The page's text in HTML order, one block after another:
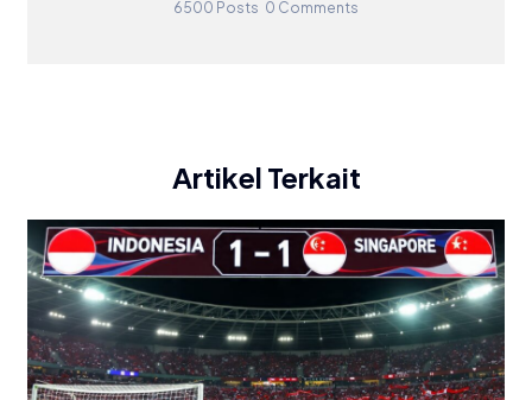
6500 Posts 0 Comments
Artikel Terkait